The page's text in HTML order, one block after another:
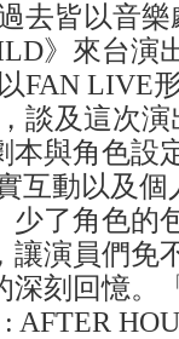
去皆以音
》來台演
FAN LIVE
談及這次
與角色設
互動以及個
少了角色的
讓演員們免
深刻回憶。
AFTER